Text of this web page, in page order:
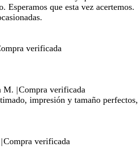
Esperamos que esta vez acertemos.
verificada
M. |Compra verificada
impresión y tamaño perfectos,
|Compra verificada